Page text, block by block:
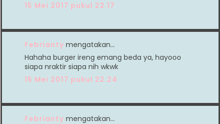
15 Mei 2017 pukul 22.17
Febrianty mengatakan…
Hahaha burger ireng emang beda ya, hayooo
siapa nraktir siapa nih wkwk
15 Mei 2017 pukul 22.24
Febrianty mengatakan…